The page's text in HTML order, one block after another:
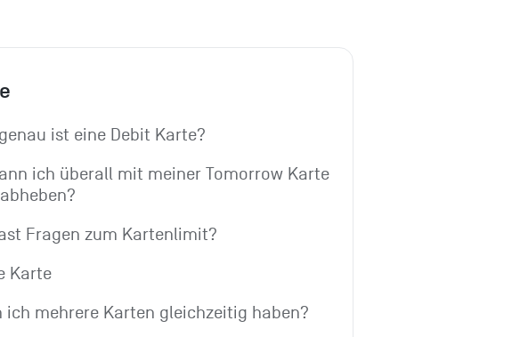
ist eine Debit Karte?
ich überall mit meiner Tomorrow Karte
Fragen zum Kartenlimit?
Karte
ich mehrere Karten gleichzeitig haben?